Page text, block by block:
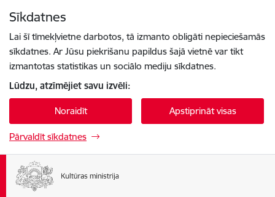
Sīkdatnes
Lai šī tīmekļvietne darbotos, tā izmanto obligāti nepieciešamās
sīkdatnes. Ar Jūsu piekrišanu papildus šajā vietnē var tikt
izmantotas statistikas un sociālo mediju sīkdatnes.
Lūdzu, atzīmējiet savu izvēli:
Noraidīt Apstiprināt visas
Pārvaldīt sīkdatnes